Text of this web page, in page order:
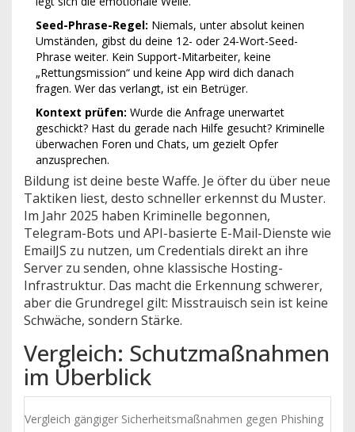
Seed-Phrase-Regel: Niemals, unter absolut keinen
Umständen, gibst du deine 12- oder 24-Wort-Seed-
Phrase weiter. Kein Support-Mitarbeiter, keine
„Rettungsmission“ und keine App wird dich danach
fragen. Wer das verlangt, ist ein Betrüger.
Kontext prüfen: Wurde die Anfrage unerwartet
geschickt? Hast du gerade nach Hilfe gesucht? Kriminelle
überwachen Foren und Chats, um gezielt Opfer
anzusprechen.
Bildung ist deine beste Waffe. Je öfter du über neue
Taktiken liest, desto schneller erkennst du Muster.
Im Jahr 2025 haben Kriminelle begonnen,
Telegram-Bots und API-basierte E-Mail-Dienste wie
EmailJS zu nutzen, um Credentials direkt an ihre
Server zu senden, ohne klassische Hosting-
Infrastruktur. Das macht die Erkennung schwerer,
aber die Grundregel gilt: Misstrauisch sein ist keine
Schwäche, sondern Stärke.
Vergleich: Schutzmaßnahmen
im Überblick
Vergleich gängiger Sicherheitsmaßnahmen gegen Phishing